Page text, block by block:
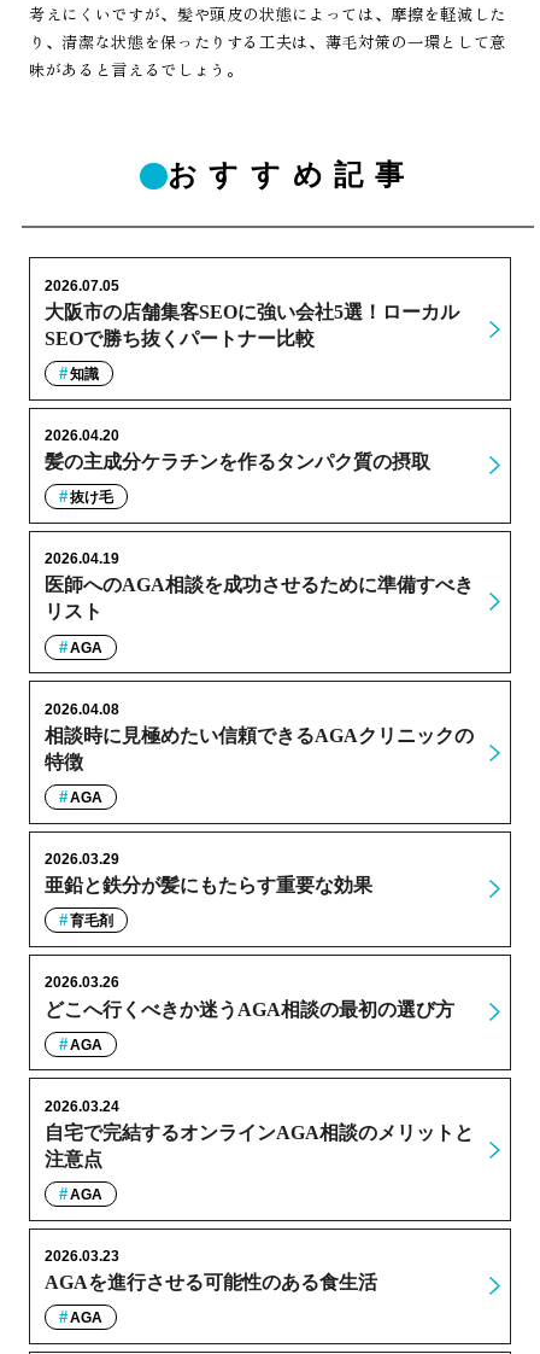
考えにくいですが、髪や頭皮の状態によっては、摩擦を軽減した
り、清潔な状態を保ったりする工夫は、薄毛対策の一環として意
味があると言えるでしょう。
おすすめ記事
大阪市の店舗集客SEOに強い会社5選！ローカル
SEOで勝ち抜くパートナー比較
2026.07.05
知識
髪の主成分ケラチンを作るタンパク質の摂取
2026.04.20
抜け毛
医師へのAGA相談を成功させるために準備すべき
リスト
2026.04.19
AGA
相談時に見極めたい信頼できるAGAクリニックの
特徴
2026.04.08
AGA
亜鉛と鉄分が髪にもたらす重要な効果
2026.03.29
育毛剤
どこへ行くべきか迷うAGA相談の最初の選び方
2026.03.26
AGA
自宅で完結するオンラインAGA相談のメリットと
注意点
2026.03.24
AGA
AGAを進行させる可能性のある食生活
2026.03.23
AGA